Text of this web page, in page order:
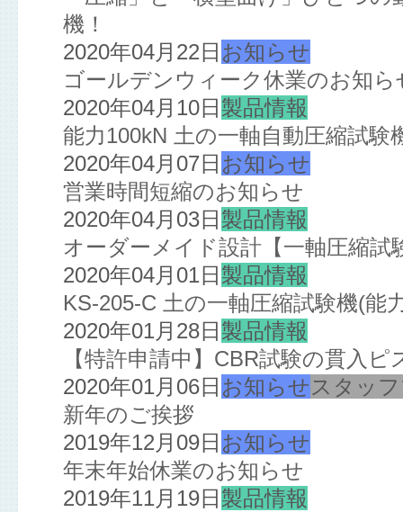
機！
2020年04月22日 お知らせ
ゴールデンウィーク休業のお知ら
2020年04月10日 製品情報
能力100kN 土の一軸自動圧縮試験
2020年04月07日 お知らせ
営業時間短縮のお知らせ
2020年04月03日 製品情報
オーダーメイド設計【一軸圧縮試
2020年04月01日 製品情報
KS-205-C 土の一軸圧縮試験機(能
2020年01月28日 製品情報
【特許申請中】CBR試験の貫入ピ
2020年01月06日 お知らせ スタッ
新年のご挨拶
2019年12月09日 お知らせ
年末年始休業のお知らせ
2019年11月19日 製品情報